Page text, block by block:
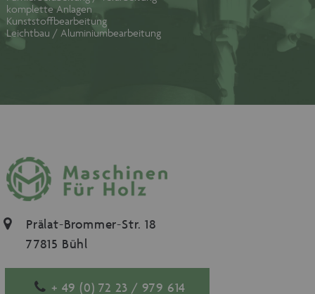
komplette Anlagen
Kunststoffbearbeitung
Leichtbau / Aluminiumbearbeitung
Prälat-Brommer-Str. 18
77815 Bühl
+ 49 (0) 72 23 / 979 614